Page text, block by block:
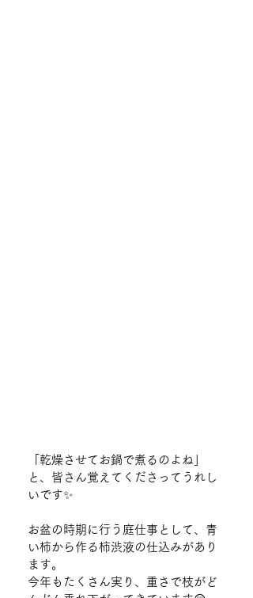
「乾燥させてお鍋で煮るのよね」
と、皆さん覚えてくださってうれし
いです✨
お盆の時期に行う庭仕事として、青
い柿から作る柿渋液の仕込みがあり
ます。
今年もたくさん実り、重さで枝がど